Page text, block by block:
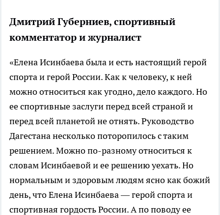
Дмитрий Губерниев, спортивный
комментатор и журналист
«Елена Исинбаева была и есть настоящий герой
спорта и герой России. Как к человеку, к ней
можно относиться как угодно, дело каждого. Но
ее спортивные заслуги перед всей страной и
перед всей планетой не отнять. Руководство
Дагестана несколько поторопилось с таким
решением. Можно по-разному относиться к
словам Исинбаевой и ее решению уехать. Но
нормальным и здоровым людям ясно как божий
день, что Елена Исинбаева — герой спорта и
спортивная гордость России. А по поводу ее